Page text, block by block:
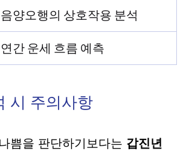
음양오행의 상호작용 분석
연간 운세 흐름 예측
시 주의사항
쁨을 판단하기보다는 갑진년